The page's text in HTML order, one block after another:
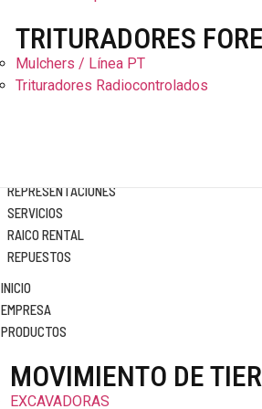
TRITURADORES
Mulchers / Línea PT
Trituradores Radiocontrolados
REPRESENTACIONES
SERVICIOS
RAICO RENTAL
REPUESTOS
INICIO
EMPRESA
PRODUCTOS
MOVIMIENTO DE
EXCAVADORAS